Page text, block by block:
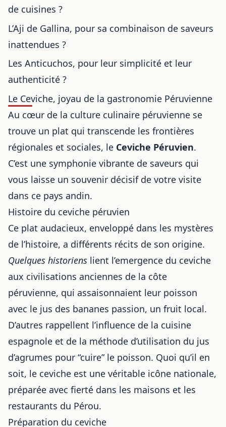
de cuisines ?
L’Aji de Gallina, pour sa combinaison de saveurs
inattendues ?
Les Anticuchos, pour leur simplicité et leur
authenticité ?
Le Ceviche, joyau de la gastronomie Péruvienne
Au cœur de la culture culinaire péruvienne se
trouve un plat qui transcende les frontières
régionales et sociales, le Ceviche Péruvien.
C’est une symphonie vibrante de saveurs qui
vous laisse un souvenir décisif de votre visite
dans ce pays andin.
Histoire du ceviche péruvien
Ce plat audacieux, enveloppé dans les mystères
de l’histoire, a différents récits de son origine.
Quelques historiens lient l’emergence du ceviche
aux civilisations anciennes de la côte
péruvienne, qui assaisonnaient leur poisson
avec le jus des bananes passion, un fruit local.
D’autres rappellent l’influence de la cuisine
espagnole et de la méthode d’utilisation du jus
d’agrumes pour “cuire” le poisson. Quoi qu’il en
soit, le ceviche est une véritable icône nationale,
préparée avec fierté dans les maisons et les
restaurants du Pérou.
Préparation du ceviche